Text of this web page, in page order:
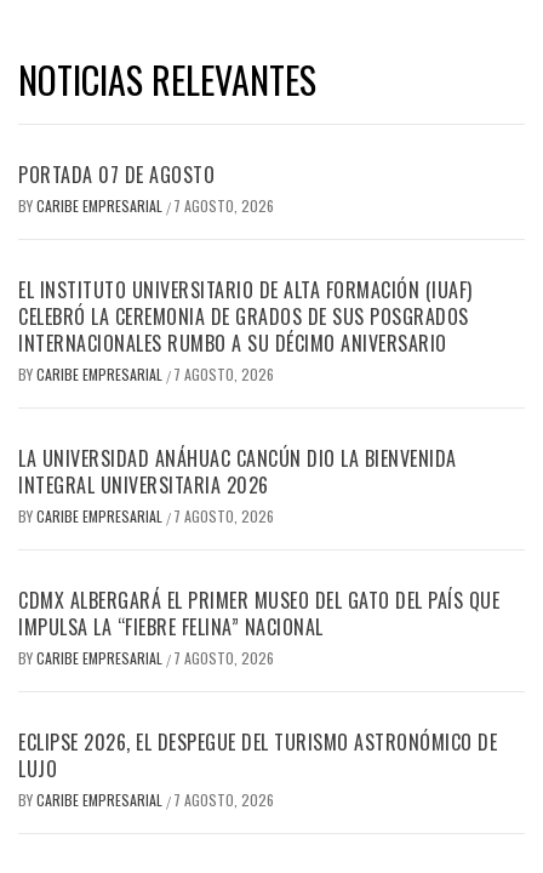
NOTICIAS RELEVANTES
PORTADA 07 DE AGOSTO
BYCARIBE EMPRESARIAL / 7 AGOSTO, 2026
EL INSTITUTO UNIVERSITARIO DE ALTA FORMACIÓN (IUAF)
CELEBRÓ LA CEREMONIA DE GRADOS DE SUS POSGRADOS
INTERNACIONALES RUMBO A SU DÉCIMO ANIVERSARIO
BYCARIBE EMPRESARIAL / 7 AGOSTO, 2026
LA UNIVERSIDAD ANÁHUAC CANCÚN DIO LA BIENVENIDA
INTEGRAL UNIVERSITARIA 2026
BYCARIBE EMPRESARIAL / 7 AGOSTO, 2026
CDMX ALBERGARÁ EL PRIMER MUSEO DEL GATO DEL PAÍS QUE
IMPULSA LA “FIEBRE FELINA” NACIONAL
BYCARIBE EMPRESARIAL / 7 AGOSTO, 2026
ECLIPSE 2026, EL DESPEGUE DEL TURISMO ASTRONÓMICO DE
LUJO
BYCARIBE EMPRESARIAL / 7 AGOSTO, 2026